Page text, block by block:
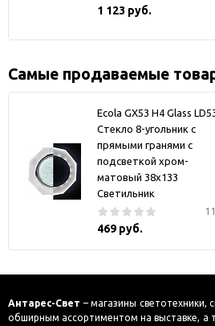
1 123 руб.
Самые продаваемые
Ecola GX53 H4 Glass
Стекло 8-угольник с
прямыми гранями с
подсветкой хром-
матовый 38x133
Светильник
469 руб.
Антарес-Свет – магазины светотехники,
обширным ассортиментом на выставке, а